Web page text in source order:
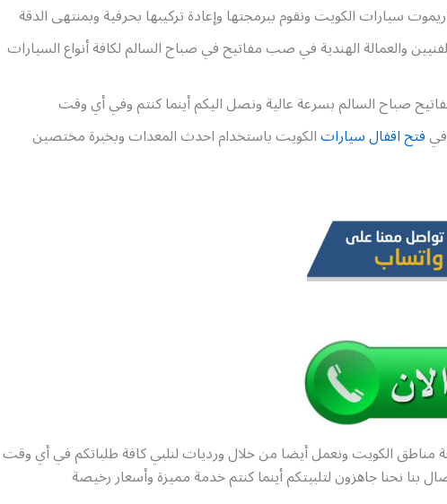
سيارات الكويت ونقوم ببرمجتها وإعادة تركيبها بحرفية وبمنتهى الدقة
والعمالة الهندية في صب مفاتيح في صباح السالم لكافة أنواع السيارات
صباح السالم بسرعة عالية ونصل اليكم أينما كنتم وفي أي وقت
فتح اقفال سياراتالكويت باستخدام احدث المعدات وبخبرة مختصين
مناطق الكويت ونعمل أيضا من خلال ورديات لنلبي كافة طلباتكم في أي وقت
بنا نحنا جاهزون لتلبيتكم أينما كنتم خدمة مميزة وأسعار رخيصة